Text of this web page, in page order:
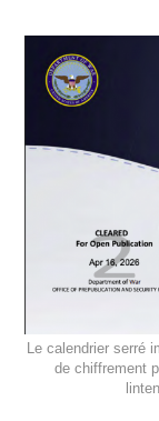
Le calendrier serré
de chiffrement